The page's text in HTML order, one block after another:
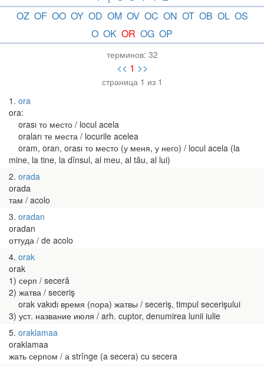
OZ OF OO OY OD OM OV OC ON OT OB OL OS
O OK OR OG OP
терминов: 32
<< 1 >>
страница 1 из 1
1 ora
ora:
orası то место / locul acela
oraları те места / locurile acelea
oram, oran, orası то место (у меня, у него) / locul acela (la
mine, la tine, la dînsul, al meu, al tău, al lui)
2 orada
orada
там / acolo
3 oradan
oradan
оттуда / de acolo
4 orak
orak
1) серп / seceră
2) жатва / seceriş
orak vakıdı время (пора) жатвы / seceriş, timpul secerişului
3) уст. название июля / arh. cuptor, denumirea lunii iulie
5 oraklamaa
oraklamaa
жать серпом / а strînge (a secera) cu secera